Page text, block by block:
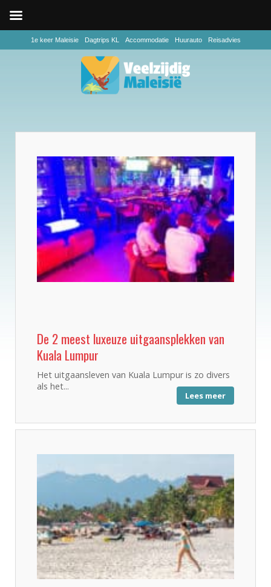
1e keer Maleisie Dagtrips KL Accommodatie Huurauto Reisadvies
De 2 meest luxeuze uitgaansplekken van
Kuala Lumpur
Het uitgaansleven van Kuala Lumpur is zo divers
als het...
Lees meer